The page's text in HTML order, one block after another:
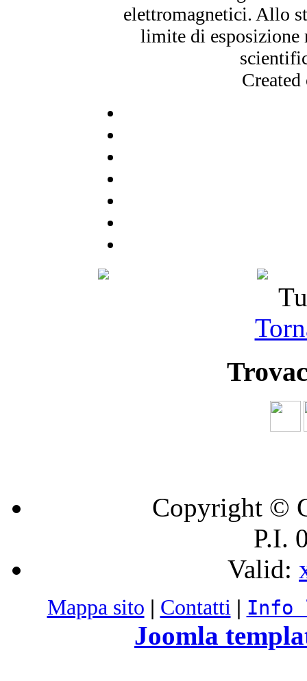
elettromagnetici. Allo
limite di esposizione
Copyright ©
P.I.
Valid:
Mappa sito | Contatti | Info
Joomla